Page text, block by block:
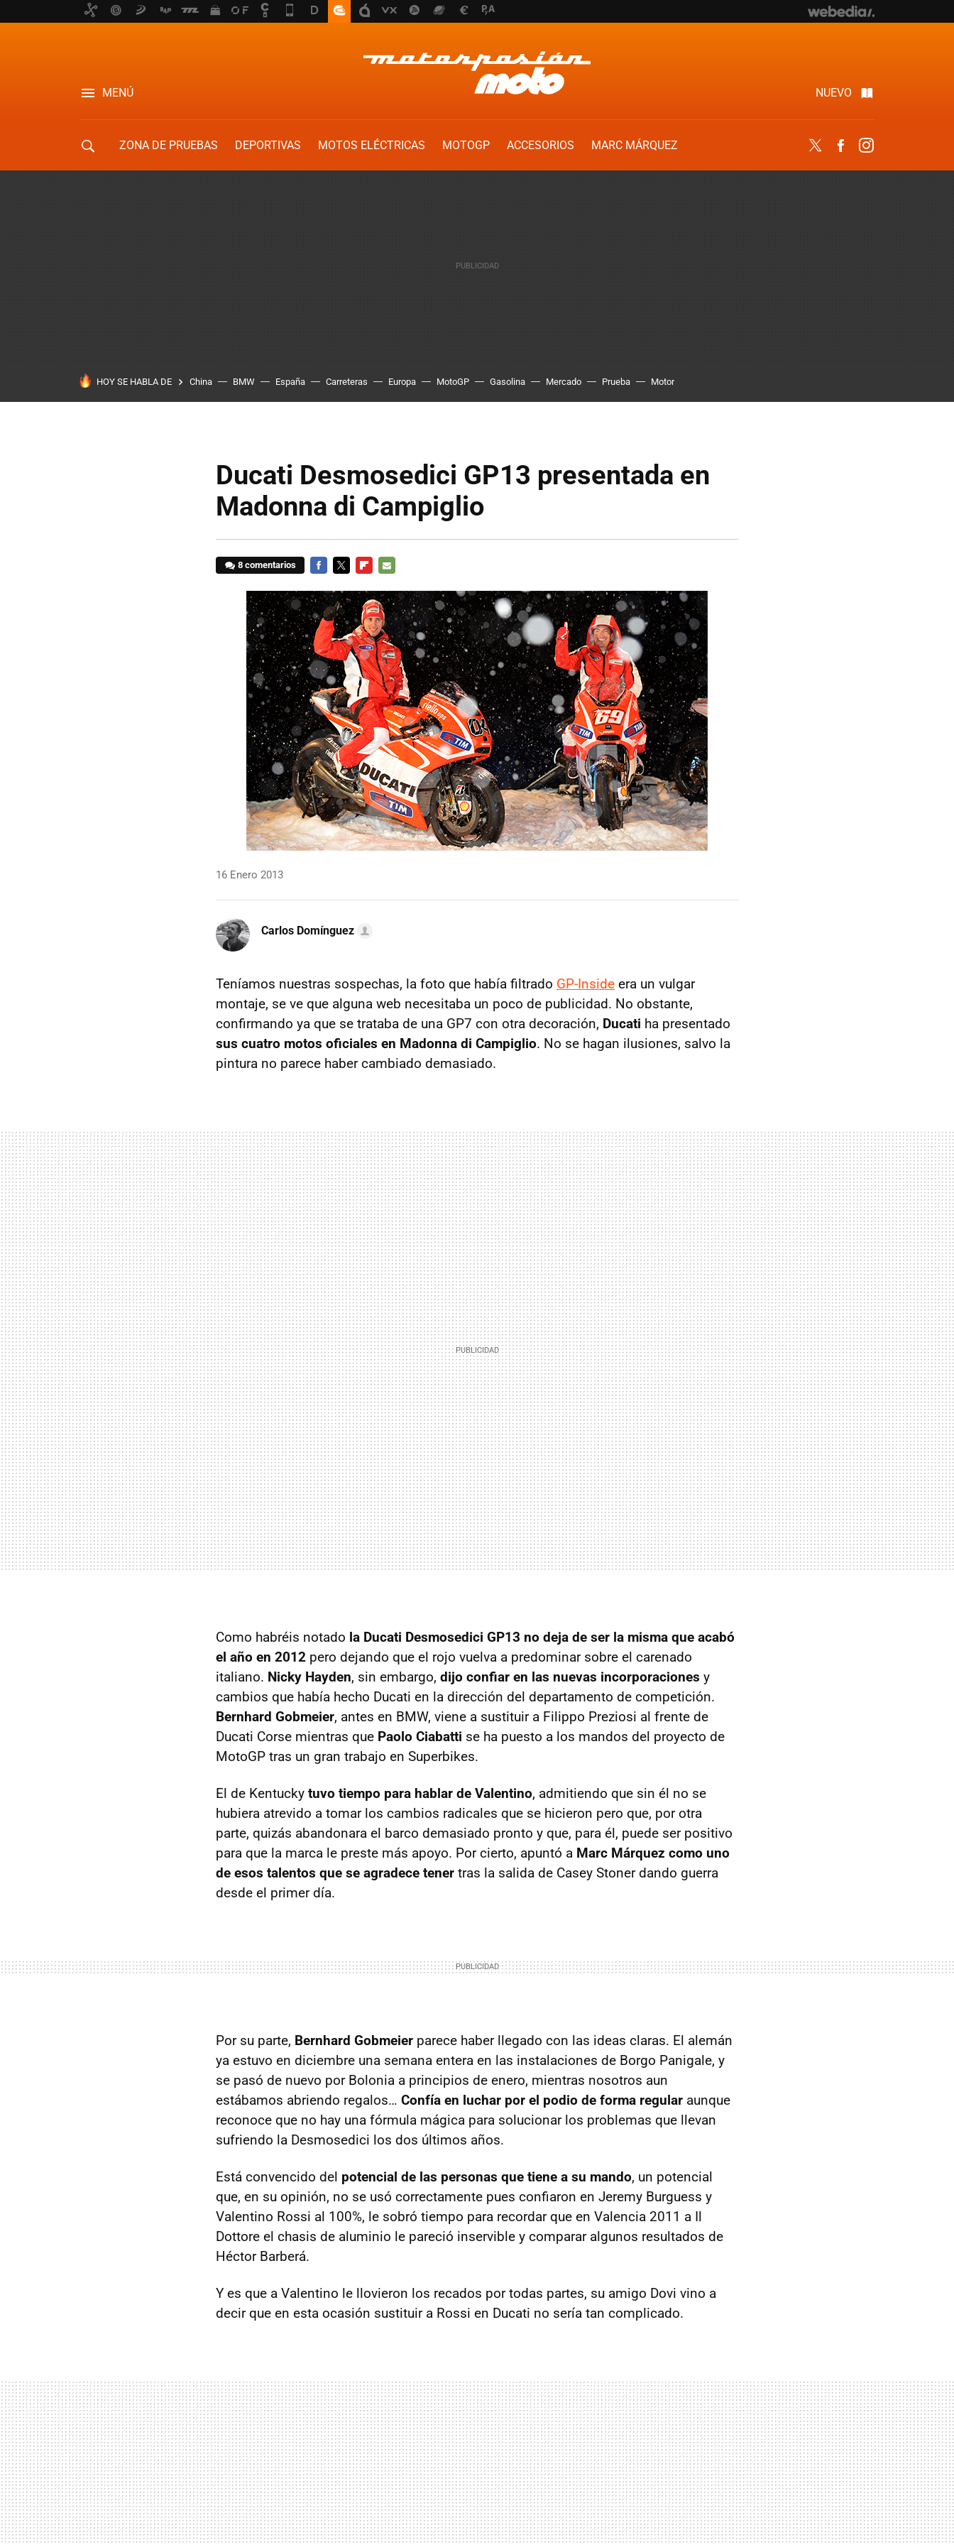
MENÚ NUEVO
ZONA DE PRUEBAS DEPORTIVAS MOTOS ELÉCTRICAS MOTOGP ACCESORIOS
MARC MÁRQUEZ
Twitter Facebook
HOY SE HABLA DE China BMW España Carreteras Europa MotoGP Gasolina Mercado Prueba Motor
Ducati Desmosedici GP13 presentada en
Madonna di Campiglio
8 comentarios
MAIL
16 Enero 2013
Carlos Domínguez
Teníamos nuestras sospechas, la foto que había filtrado GP-Inside era un vulgar
montaje, se ve que alguna web necesitaba un poco de publicidad. No obstante,
confirmando ya que se trataba de una GP7 con otra decoración, Ducati ha presentado
sus cuatro motos oficiales en Madonna di Campiglio. No se hagan ilusiones, salvo la
pintura no parece haber cambiado demasiado.
Como habréis notado la Ducati Desmosedici GP13 no deja de ser la misma que acabó
el año en 2012 pero dejando que el rojo vuelva a predominar sobre el carenado
italiano. Nicky Hayden, sin embargo, dijo confiar en las nuevas incorporaciones y
cambios que había hecho Ducati en la dirección del departamento de competición.
Bernhard Gobmeier, antes en BMW, viene a sustituir a Filippo Preziosi al frente de
Ducati Corse mientras que Paolo Ciabatti se ha puesto a los mandos del proyecto de
MotoGP tras un gran trabajo en Superbikes.
El de Kentucky tuvo tiempo para hablar de Valentino, admitiendo que sin él no se
hubiera atrevido a tomar los cambios radicales que se hicieron pero que, por otra
parte, quizás abandonara el barco demasiado pronto y que, para él, puede ser positivo
para que la marca le preste más apoyo. Por cierto, apuntó a Marc Márquez como uno
de esos talentos que se agradece tener tras la salida de Casey Stoner dando guerra
desde el primer día.
Por su parte, Bernhard Gobmeier parece haber llegado con las ideas claras. El alemán
ya estuvo en diciembre una semana entera en las instalaciones de Borgo Panigale, y
se pasó de nuevo por Bolonia a principios de enero, mientras nosotros aun
estábamos abriendo regalos… Confía en luchar por el podio de forma regular aunque
reconoce que no hay una fórmula mágica para solucionar los problemas que llevan
sufriendo la Desmosedici los dos últimos años.
Está convencido del potencial de las personas que tiene a su mando, un potencial
que, en su opinión, no se usó correctamente pues confiaron en Jeremy Burguess y
Valentino Rossi al 100%, le sobró tiempo para recordar que en Valencia 2011 a Il
Dottore el chasis de aluminio le pareció inservible y comparar algunos resultados de
Héctor Barberá.
Y es que a Valentino le llovieron los recados por todas partes, su amigo Dovi vino a
decir que en esta ocasión sustituir a Rossi en Ducati no sería tan complicado.